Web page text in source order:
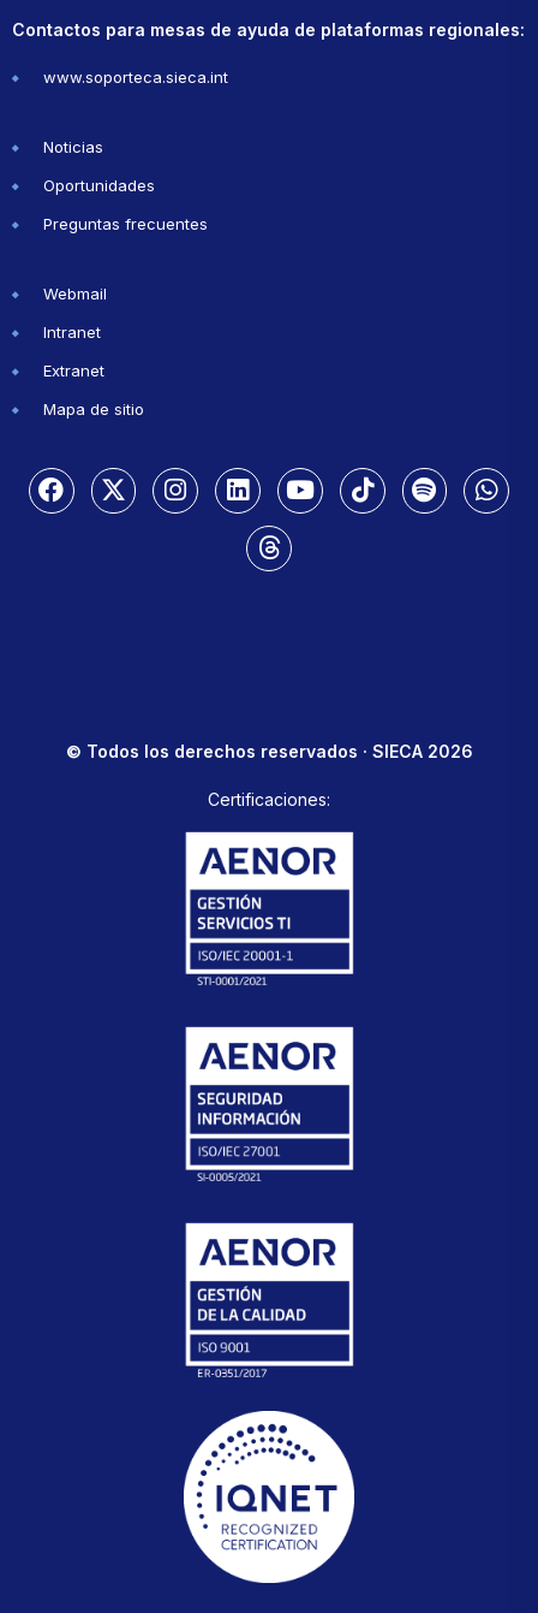
Contactos para mesas de ayuda de plataformas regionales:
www.soporteca.sieca.int
Noticias
Oportunidades
Preguntas frecuentes
Webmail
Intranet
Extranet
Mapa de sitio
© Todos los derechos reservados · SIECA 2026
Certificaciones: